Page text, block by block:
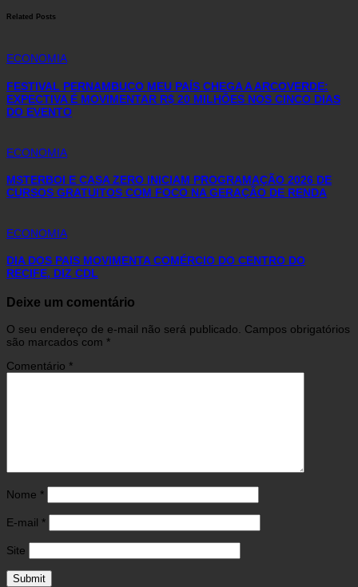
Related Posts
ECONOMIA
FESTIVAL PERNAMBUCO MEU PAÍS CHEGA A ARCOVERDE:
EXPECTIVA É MOVIMENTAR R$ 20 MILHÕES NOS CINCO DIAS
DO EVENTO
ECONOMIA
MSTERBOI E CASA ZERO INICIAM PROGRAMAÇÃO 2026 DE
CURSOS GRATUITOS COM FOCO NA GERAÇÃO DE RENDA
ECONOMIA
DIA DOS PAIS MOVIMENTA COMÉRCIO DO CENTRO DO
RECIFE, DIZ CDL
Deixe um comentário
O seu endereço de e-mail não será publicado. Campos obrigatórios
são marcados com *
Comentário *
Nome *
E-mail *
Site